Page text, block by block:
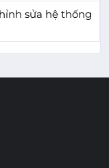
sửa hệ thống